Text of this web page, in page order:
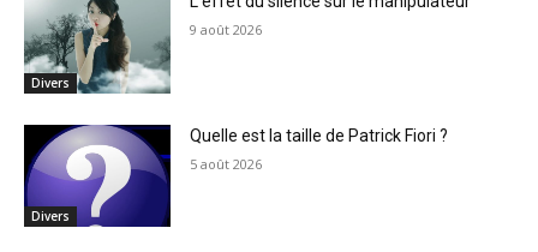
Divers
9 août 2026
Divers
Quelle est la taille de Patrick Fiori ?
5 août 2026